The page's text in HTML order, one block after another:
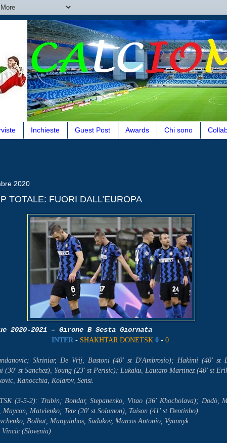
Inchieste Guest Post Awards Chi sono
2020
TOTALE: FUORI DALL’EUROPA
2020-2021 – Girone B Sesta Giornata
INTER - SHAKHTAR DONETSK 0 - 0
Skriniar, De Vrij, Bastoni (40' st D'Ambrosio); Hakimi (40' st
(30' st Sanchez), Young (23' st Perisic); Lukaku, Lautaro Martinez (40' st
Ranocchia, Kolarov, Sensi.
(3-5-2): Trubin; Bondar, Stepanenko, Vitao (36' Khocholava); Dodò,
Matvienko; Tete (20' st Solomon), Taison (41' st Dentinho).
Bolbat, Marquinhos, Sudakov, Marcos Antonio, Vyunnyk.
(Slovenia)